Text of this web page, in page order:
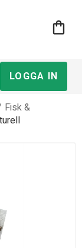
shopping_bag
LOGGA IN
Fisk &